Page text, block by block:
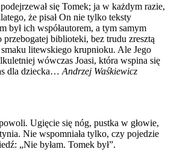
się Tomek; ja w każdym razie,
że pisał On nie tylko teksty
był ich współautorem, a tym samym
biblioteki, bez trudu zresztą
litewskiego krupnioku. Ale Jego
wówczas Joasi, która wspina się
dla dziecka… Andrzej Waśkiewicz
Ugięcie się nóg, pustka w głowie,
Nie wspomniała tylko, czy pojedzie
„Nie byłam. Tomek był”.